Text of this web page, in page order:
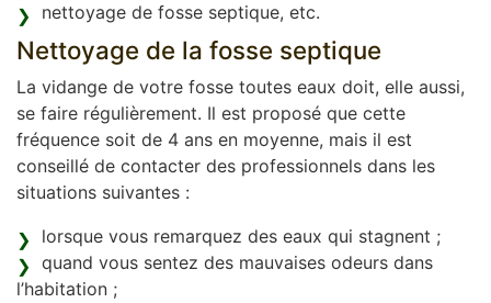
nettoyage de fosse septique, etc.
Nettoyage de la fosse septique
La vidange de votre fosse toutes eaux doit, elle aussi,
se faire régulièrement. Il est proposé que cette
fréquence soit de 4 ans en moyenne, mais il est
conseillé de contacter des professionnels dans les
situations suivantes :
lorsque vous remarquez des eaux qui stagnent ;
quand vous sentez des mauvaises odeurs dans
l’habitation ;